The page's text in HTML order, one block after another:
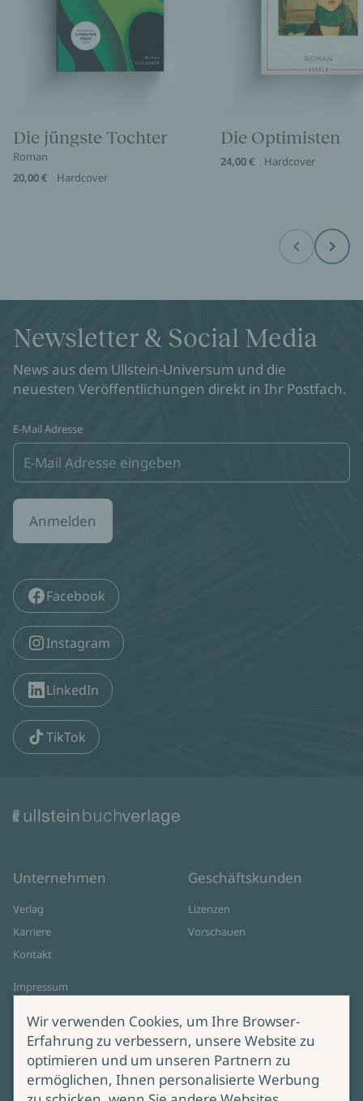
Die jüngste Tochter
Roman
20,00 €
Hardcover
Die Optimisten
24,00 € Hardcover
Before Next
Newsletter & Social Media
News aus dem Ullstein-Universum und die
neuesten Veröffentlichungen direkt in Ihr Postfach.
E-Mail Adresse
Anmelden
Facebook
Instagram
LinkedIn
TikTok
Unternehmen
Verlag
Karriere
Kontakt
Impressum
Cookie-Einstellungen
AGB Online Shop
Geschäftskunden
Lizenzen
Vorschauen
Wir verwenden Cookies, um Ihre Browser-
Erfahrung zu verbessern, unsere Website zu
optimieren und um unseren Partnern zu
ermöglichen, Ihnen personalisierte Werbung